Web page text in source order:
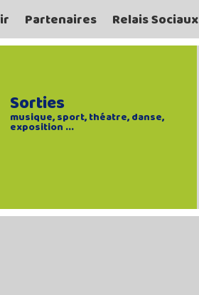
Partenaires Relais Sociaux
Sorties
musique, sport, théatre, danse,
exposition ...